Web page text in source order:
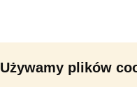
Używamy plików